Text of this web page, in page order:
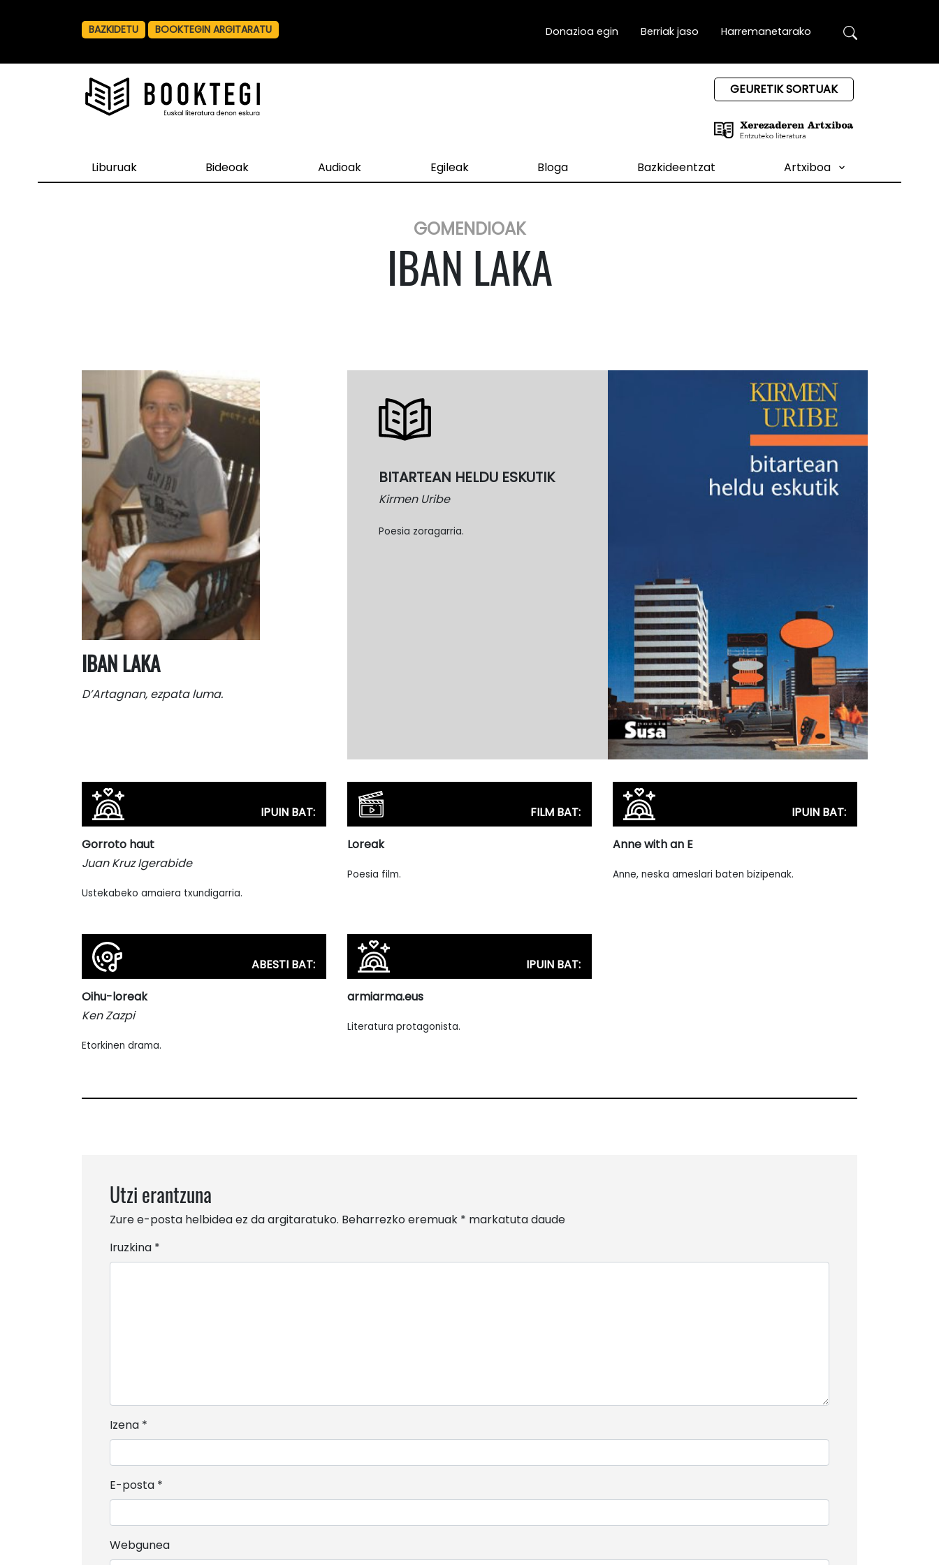
BAZKIDETU BOOKTEGIN ARGITARATU Donazioa egin Berriak jaso Harremanetarako
GEURETIK SORTUAK
Liburuak Bideoak Audioak Egileak Bloga Bazkideentzat Artxiboa
GOMENDIOAK
IBAN LAKA
IBAN LAKA
D’Artagnan, ezpata luma.
BITARTEAN HELDU ESKUTIK
Kirmen Uribe
Poesia zoragarria.
IPUIN BAT:
Gorroto haut
Juan Kruz Igerabide
Ustekabeko amaiera txundigarria.
FILM BAT:
Loreak
Poesia film.
IPUIN BAT:
Anne with an E
Anne, neska ameslari baten bizipenak.
ABESTI BAT:
Oihu-loreak
Ken Zazpi
Etorkinen drama.
IPUIN BAT:
armiarma.eus
Literatura protagonista.
Utzi erantzuna
Zure e-posta helbidea ez da argitaratuko. Beharrezko eremuak * markatuta daude
Iruzkina *
Izena *
E-posta *
Webgunea